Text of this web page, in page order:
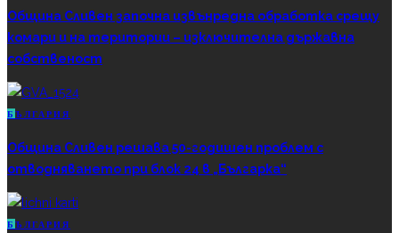
Община Сливен започна извънредна обработка срещу
комари и на територии – изключителна държавна
собственост
Б ЪЛГАРИЯ
Община Сливен решава 50-годишен проблем с
отводняването при блок 24 в „Българка“
Б ЪЛГАРИЯ